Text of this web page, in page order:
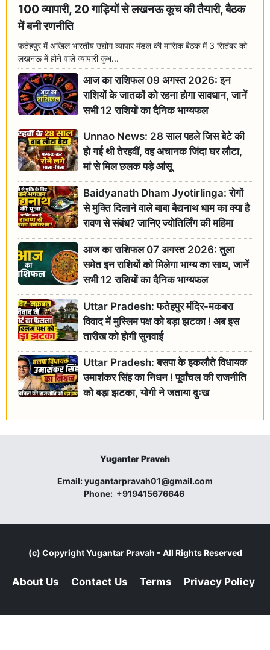
100 व्यापारी, 20 गाड़ियों से लखनऊ कूच की तैयारी, बैठक
में बनी रणनीति
फतेहपुर में अखिल भारतीय उद्योग व्यापार मंडल की मासिक बैठक में 3 सितंबर को
लखनऊ में होने वाले व्यापारी कुंभ...
आज का राशिफल 09 अगस्त 2026: इन
राशियों के जातकों को रहना होगा सावधान, जानें
सभी 12 राशियों का दैनिक भाग्यफल
Unnao News: 28 साल पहले जिस बेटे की
हो गई थी तेरहवीं, वह अचानक जिंदा घर लौटा,
मां से मिल छलक पड़े आंसू
Baidyanath Dham Jyotirlinga: रोगों
से मुक्ति दिलाने वाले बाबा बैद्यनाथ धाम का क्या है
रावण से संबंध? जानिए ज्योतिर्लिंग की महिमा
आज का राशिफल 07 अगस्त 2026: तुला
समेत इन राशियों को मिलेगा भाग्य का साथ, जानें
सभी 12 राशियों का दैनिक भाग्यफल
Uttar Pradesh: फतेहपुर मंदिर-मकबरा
विवाद में मुस्लिम पक्ष को बड़ा झटका ! अब इस
तारीख को होगी सुनवाई
Uttar Pradesh: बसपा के इकलौते विधायक
उमाशंकर सिंह का निधन ! पूर्वांचल की राजनीति
को बड़ा झटका, योगी ने जताया दुःख
Yugantar Pravah
Email:yugantarpravah01@gmail.com
Phone: +919415676646
(c) CopyrightYugantar Pravah - All Rights Reserved
About Us Contact Us Terms Privacy Policy